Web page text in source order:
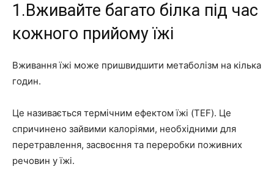
1.Вживайте багато білка під час
кожного прийому їжі
Вживання їжі може пришвидшити метаболізм на кілька
годин.
Це називається термічним ефектом їжі (TEF). Це
спричинено зайвими калоріями, необхідними для
перетравлення, засвоєння та переробки поживних
речовин у їжі.